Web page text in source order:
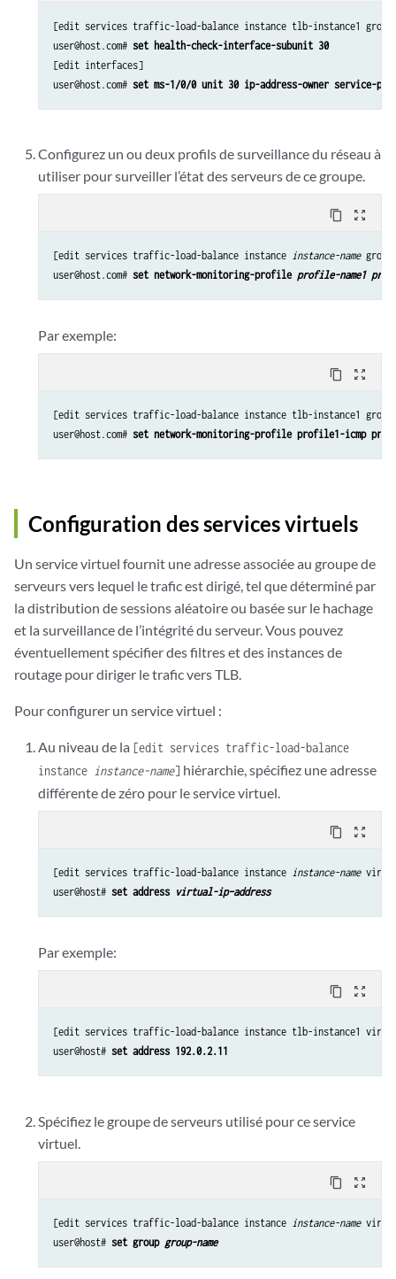
[edit services traffic-load-balance instance tlb-instance1
user@host.com# set health-check-interface-subunit 30
[edit interfaces]
user@host.com# set ms-1/0/0 unit 30 ip-address-owner service-
Configurez un ou deux profils de surveillance du réseau à
utiliser pour surveiller l’état des serveurs de ce groupe.
content_copy zoom_out_map
[edit services traffic-load-balance instance instance-name
user@host.com# set network-monitoring-profile profile-name1
Par exemple:
content_copy zoom_out_map
[edit services traffic-load-balance instance tlb-instance1
user@host.com# set network-monitoring-profile profile1-icmp
Configuration des services virtuels
Un service virtuel fournit une adresse associée au groupe de
serveurs vers lequel le trafic est dirigé, tel que déterminé par
la distribution de sessions aléatoire ou basée sur le hachage
et la surveillance de l’intégrité du serveur. Vous pouvez
éventuellement spécifier des filtres et des instances de
routage pour diriger le trafic vers TLB.
Pour configurer un service virtuel :
Au niveau de la [edit services traffic-load-balance
instance instance-name] hiérarchie, spécifiez une adresse
différente de zéro pour le service virtuel.
content_copy zoom_out_map
[edit services traffic-load-balance instance instance-name
user@host# set address virtual-ip–address
Par exemple:
content_copy zoom_out_map
[edit services traffic-load-balance instance tlb-instance1
user@host# set address 192.0.2.11
Spécifiez le groupe de serveurs utilisé pour ce service
virtuel.
content_copy zoom_out_map
[edit services traffic-load-balance instance instance-name
user@host# set group group-name